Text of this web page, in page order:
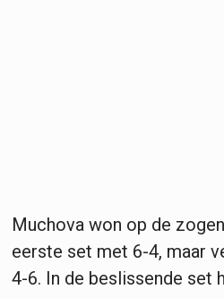
Muchova won op de
eerste set met 6-4, maar
4-6. In de beslissende set